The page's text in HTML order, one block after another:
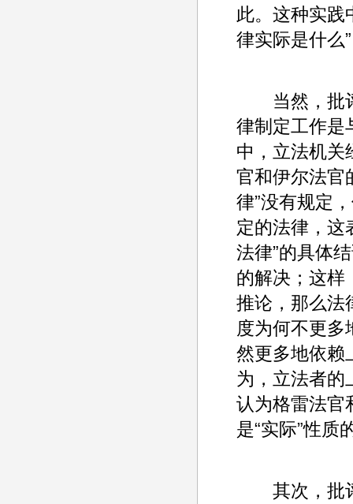
此。这种实践
律实际是什么
当然，批评
律制定工作是
中，立法机关
官和伊尔法官
律”没有规定
定的法律，这
法律”的具体
的解决；这样
推论，那么法
度为何不更多
然更多地依赖
为，立法者的
认为格雷法官
是“实际”性质
其次，批评